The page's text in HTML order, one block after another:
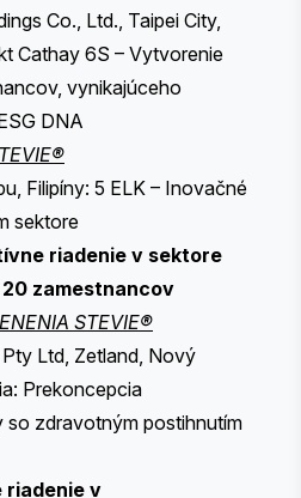
Co., Ltd., Taipei City,
Cathay 6S – Vytvorenie
vynikajúceho
DNA
Filipíny: 5 ELK – Inovačné
sektore
riadenie v sektore
zamestnancov
STEVIE®
Ltd, Zetland, Nový
Prekoncepcia
zdravotným postihnutím
riadenie v